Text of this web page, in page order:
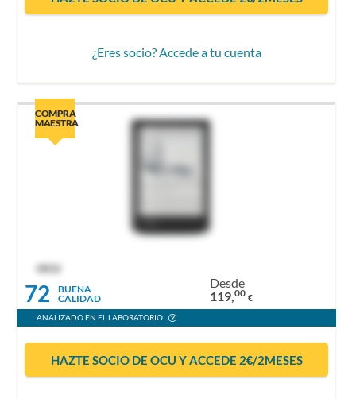
¿Eres socio? Accede a tu cuenta
COMPRA
MAESTRA
OCU
72
BUENA
CALIDAD
Desde
119,00 €
ANALIZADO EN EL LABORATORIO
HAZTE SOCIO DE OCU Y ACCEDE 2€/2MESES